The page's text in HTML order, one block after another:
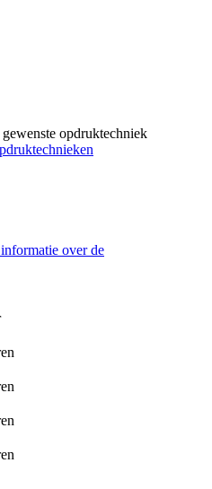
gewenste opdruktechniek
over de